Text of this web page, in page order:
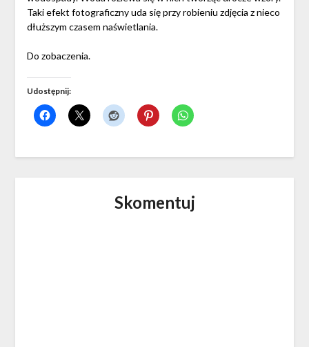
Taki efekt fotograficzny uda się przy robieniu zdjęcia z nieco
dłuższym czasem naświetlania.
Do zobaczenia.
Udostępnij:
Skomentuj